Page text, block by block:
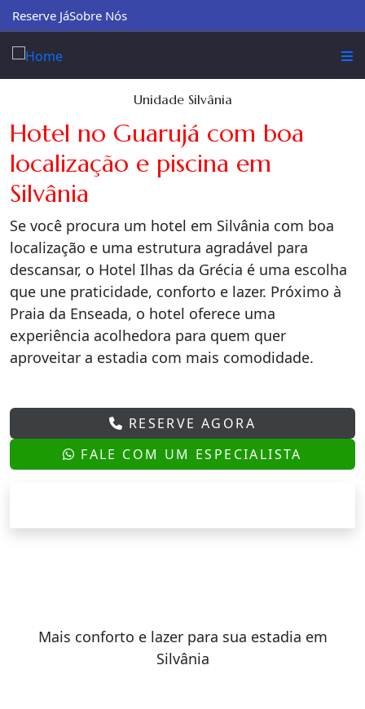
Reserve JáSobre Nós
Unidade Silvânia
Hotel no Guarujá com boa
localização e piscina em
Silvânia
Se você procura um hotel em Silvânia com boa
localização e uma estrutura agradável para
descansar, o Hotel Ilhas da Grécia é uma escolha
que une praticidade, conforto e lazer. Próximo à
Praia da Enseada, o hotel oferece uma
experiência acolhedora para quem quer
aproveitar a estadia com mais comodidade.
RESERVE AGORA
FALE COM UM ESPECIALISTA
Mais conforto e lazer para sua estadia em
Silvânia